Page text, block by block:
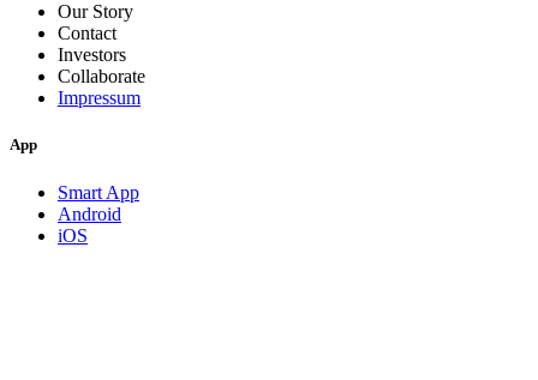
Our Story
Contact
Investors
Collaborate
Impressum
App
Smart App
Android
iOS